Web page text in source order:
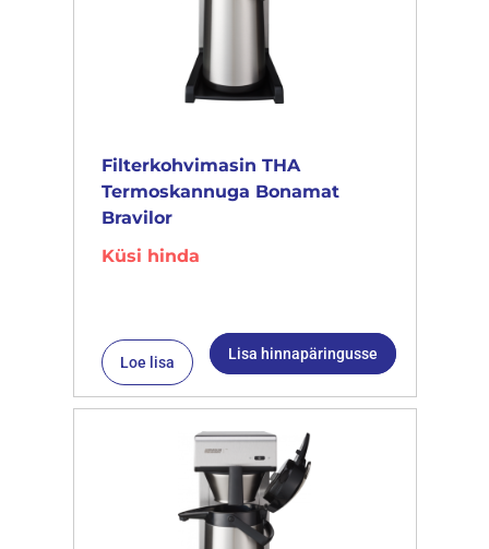
Filterkohvimasin THA
Termoskannuga Bonamat
Bravilor
Küsi hinda
Loe lisa Lisa hinnapäringusse